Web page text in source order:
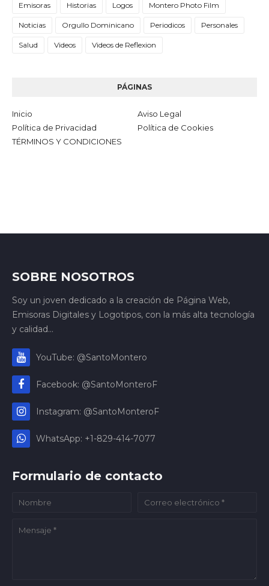
Emisoras Historias Logos Montero Photo Film
Noticias Orgullo Dominicano Periodicos Personales
Salud Videos Videos de Reflexion
PÁGINAS
Inicio
Aviso Legal
Política de Privacidad
Política de Cookies
TÉRMINOS Y CONDICIONES
SOBRE NOSOTROS
Soy un joven dedicado a la creación de Página Web,
Emisoras Digitales y Logotipos, con la más alta tecnología
y calidad...
YouTube: @SantoMontero
Facebook: @SantoMonteroF
Instagram: @SantoMonteroF
WhatsApp: +1-829-414-7077
Formulario de contacto